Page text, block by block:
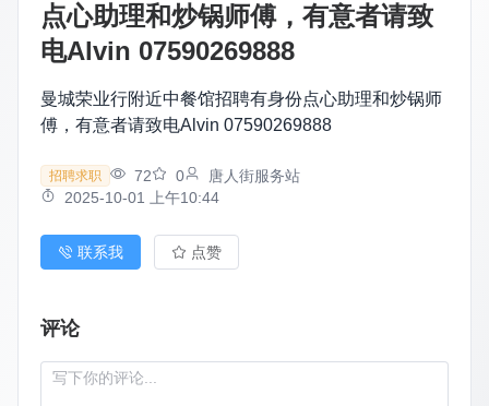
点心助理和炒锅师傅，有意者请致
电Alvin 07590269888
曼城荣业行附近中餐馆招聘有身份点心助理和炒锅师
傅，有意者请致电Alvin 07590269888
招聘求职 72 0
唐人街服务站
2025-10-01 上午10:44
联系我 点赞
评论